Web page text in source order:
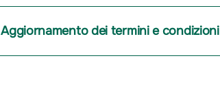
Aggiornamento dei termini e condizioni